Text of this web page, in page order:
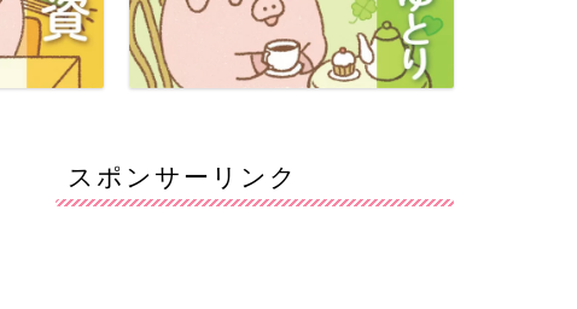
スポンサーリンク